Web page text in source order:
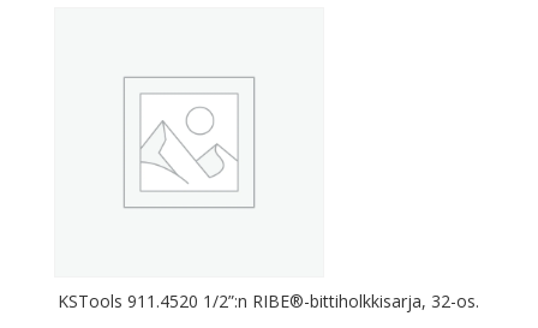
KSTools 911.4520 1/2”:n RIBE®-bittiholkkisarja, 32-os.